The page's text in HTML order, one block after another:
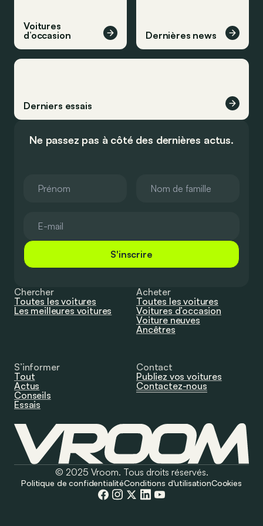
Voitures
d’occasion
Dernières news
Derniers essais
Ne passez pas à côté des dernières actus.
S'inscrire
Chercher
Toutes les voitures
Les meilleures voitures
Acheter
Toutes les voitures
Voitures d’occasion
Voiture neuves
Ancêtres
S’informer
Tout
Actus
Conseils
Essais
Contact
Publiez vos voitures
Contactez-nous
© 2025 Vroom. Tous droits réservés.
Politique de confidentialitéConditions d'utilisationCookies